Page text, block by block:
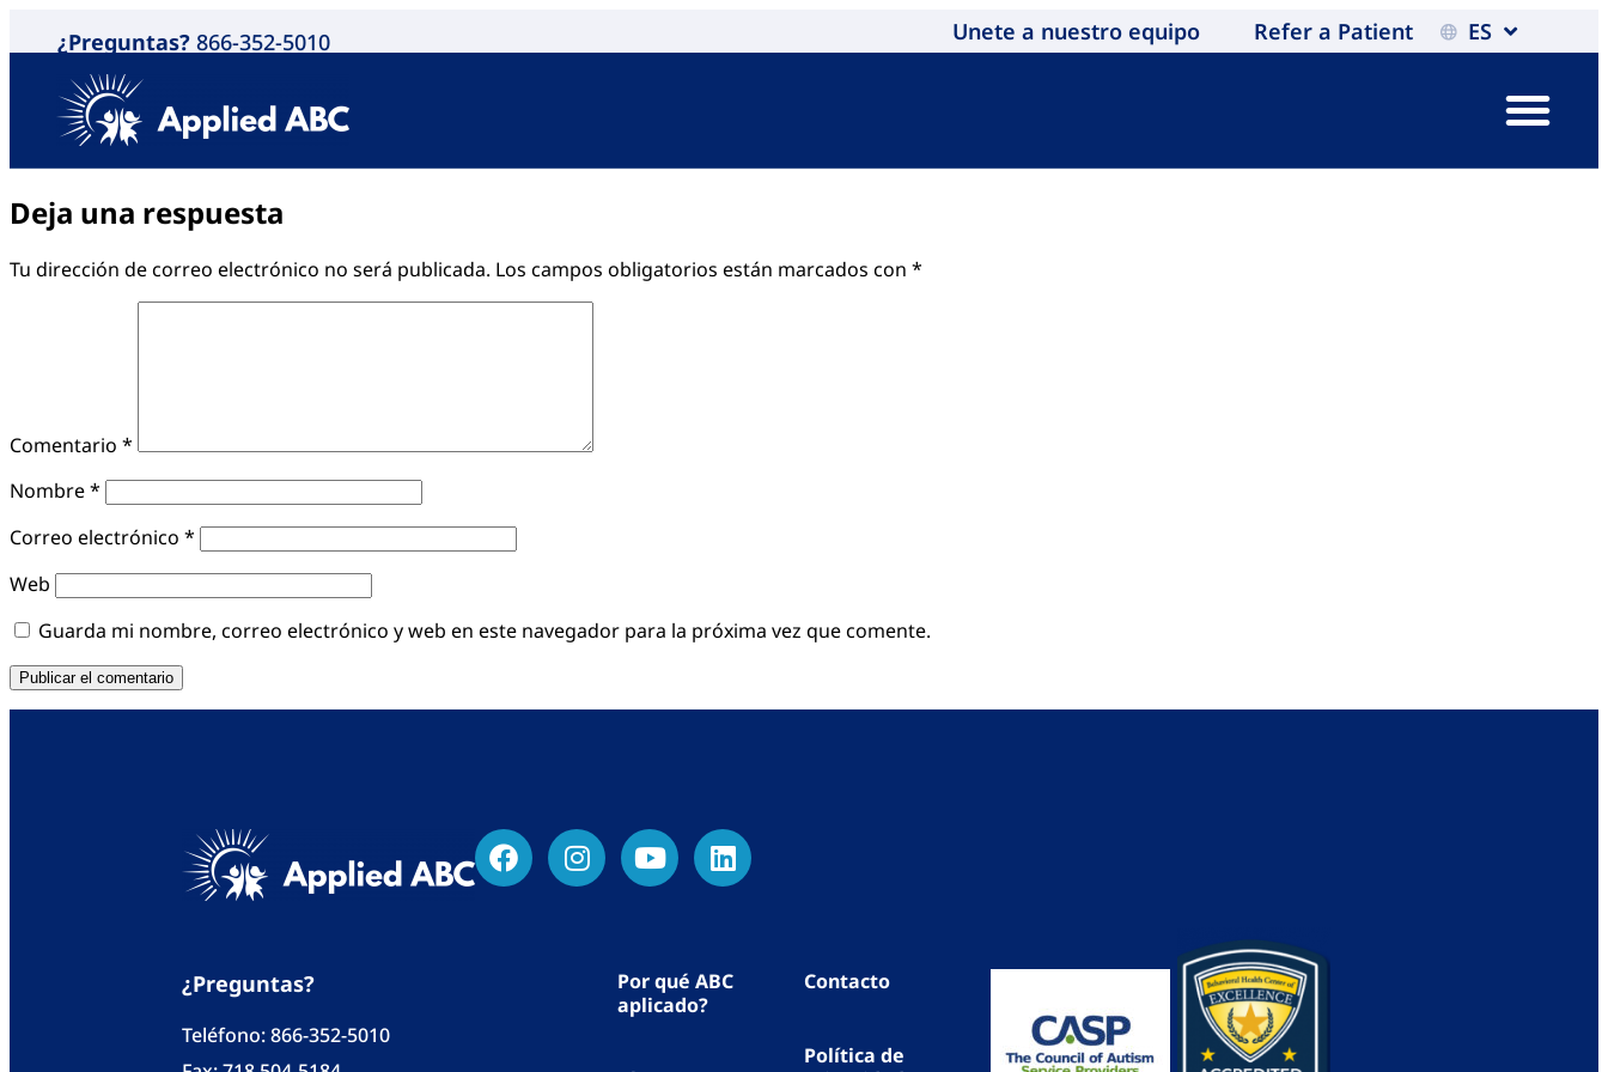
¿Preguntas? 866-352-5010 Unete a nuestro equipo Refer a Patient ES
Deja una respuesta
Tu dirección de correo electrónico no será publicada. Los campos obligatorios están marcados con *
Comentario *
Nombre*
Correo electrónico *
Web
Guarda mi nombre, correo electrónico y web en este navegador para la próxima vez que comente.
¿Preguntas?
Teléfono:866-352-5010
Por qué ABC
aplicado?
Contacto
Política de